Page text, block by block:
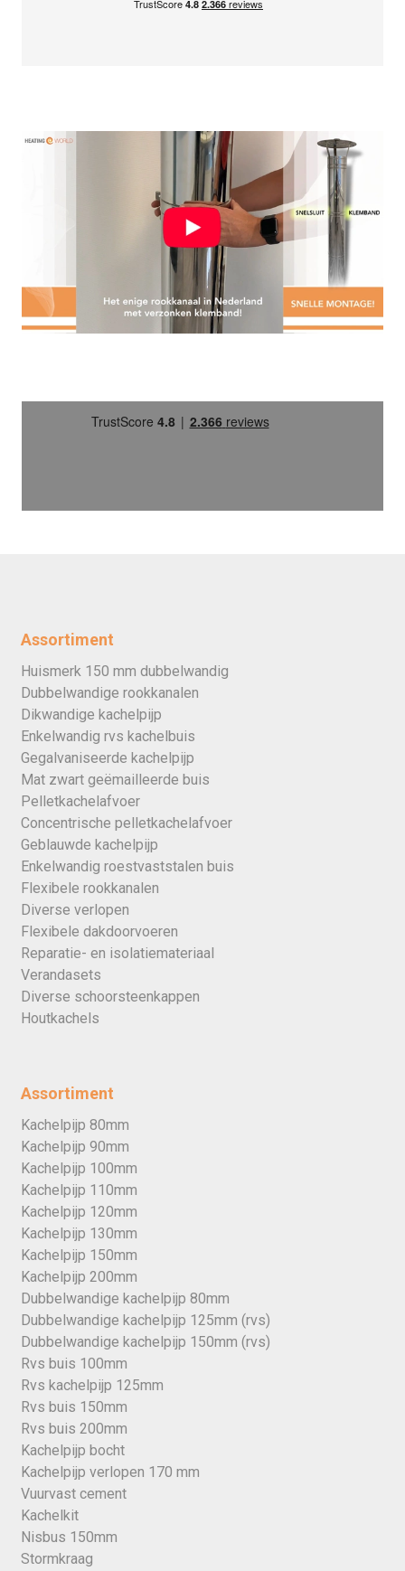
Assortiment
Huismerk 150 mm dubbelwandig
Dubbelwandige rookkanalen
Dikwandige kachelpijp
Enkelwandig rvs kachelbuis
Gegalvaniseerde kachelpijp
Mat zwart geëmailleerde buis
Pelletkachelafvoer
Concentrische pelletkachelafvoer
Geblauwde kachelpijp
Enkelwandig roestvaststalen buis
Flexibele rookkanalen
Diverse verlopen
Flexibele dakdoorvoeren
Reparatie- en isolatiemateriaal
Verandasets
Diverse schoorsteenkappen
Houtkachels
Assortiment
Kachelpijp 80mm
Kachelpijp 90mm
Kachelpijp 100mm
Kachelpijp 110mm
Kachelpijp 120mm
Kachelpijp 130mm
Kachelpijp 150mm
Kachelpijp 200mm
Dubbelwandige kachelpijp 80mm
Dubbelwandige kachelpijp 125mm (rvs)
Dubbelwandige kachelpijp 150mm (rvs)
Rvs buis 100mm
Rvs kachelpijp 125mm
Rvs buis 150mm
Rvs buis 200mm
Kachelpijp bocht
Kachelpijp verlopen 170 mm
Vuurvast cement
Kachelkit
Nisbus 150mm
Stormkraag